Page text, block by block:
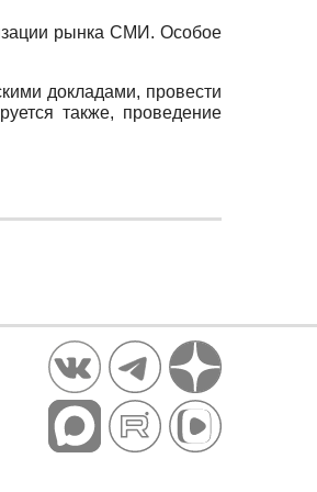
рынка СМИ. Особое
докладами, провести
также, проведение